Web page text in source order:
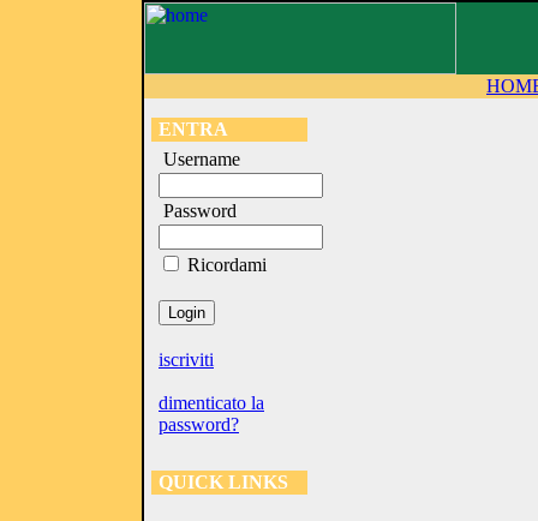
ENTRA
Username
Password
Ricordami
iscriviti
dimenticato la
password?
QUICK LINKS